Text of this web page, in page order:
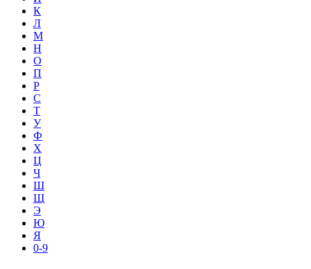
К
Л
М
Н
О
П
Р
С
Т
У
Ф
Х
Ц
Ч
Ш
Щ
Э
Ю
Я
0-9